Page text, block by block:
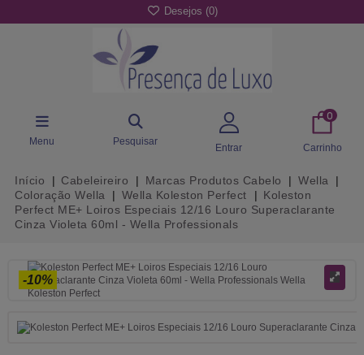
Desejos (0)
Menu Pesquisar
Entrar
0
Carrinho
Início Cabeleireiro Marcas Produtos Cabelo
Wella
Coloração Wella
Wella Koleston Perfect
Koleston
Perfect ME+ Loiros Especiais 12/16 Louro Superaclarante
Cinza Violeta 60ml - Wella Professionals
-10%